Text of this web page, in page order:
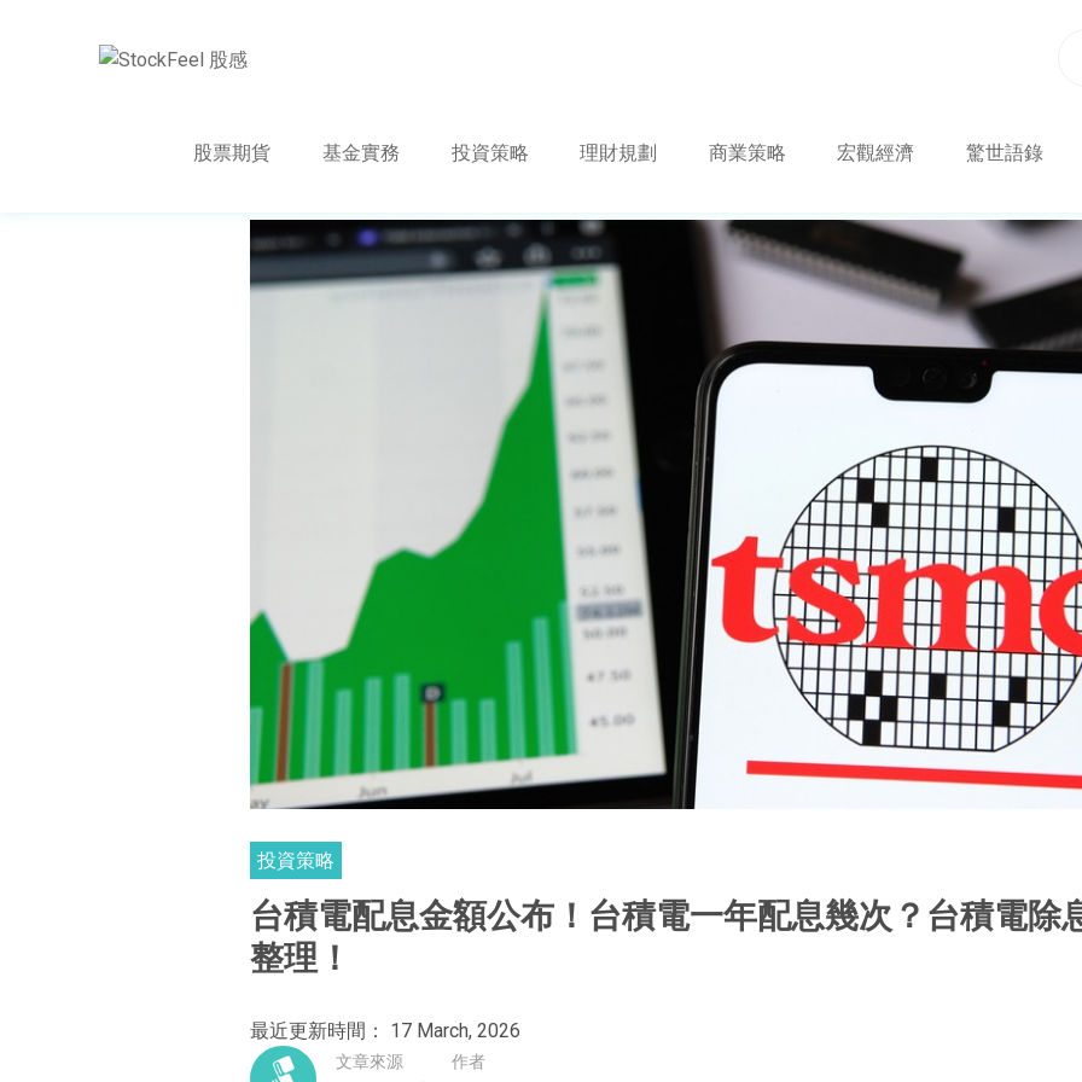
股票期貨 基金實務 投資策略 理財規劃 商業策略 宏觀經濟 驚世語錄
投資策略
台積電配息金額公布！台積電一年配息幾次？台積電除
整理！
最近更新時間： 17 March, 2026
文章來源 作者